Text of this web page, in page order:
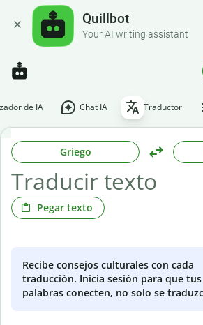
Quillbot
Your AI writing assistant
de IA Chat IA Traductor
Griego
Pegar texto
Recibe consejos culturales con cada
traducción. Inicia sesión para que tus
palabras conecten, no solo se